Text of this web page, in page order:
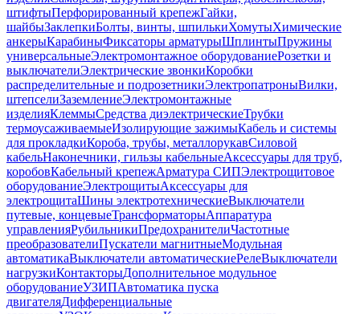
штифтыПерфорированный крепежГайки,
шайбыЗаклепкиБолты, винты, шпилькиХомутыХимические
анкерыКарабиныФиксаторы арматурыШплинтыПружины
универсальныеЭлектромонтажное оборудованиеРозетки и
выключателиЭлектрические звонкиКоробки
распределительные и подрозетникиЭлектропатроныВилки,
штепселиЗаземлениеЭлектромонтажные
изделияКлеммыСредства диэлектрическиеТрубки
термоусаживаемыеИзолирующие зажимыКабель и системы
для прокладкиКороба, трубы, металлорукавСиловой
кабельНаконечники, гильзы кабельныеАксессуары для труб,
коробовКабельный крепежАрматура СИПЭлектрощитовое
оборудованиеЭлектрощитыАксессуары для
электрощитаШины электротехническиеВыключатели
путевые, концевыеТрансформаторыАппаратура
управленияРубильникиПредохранителиЧастотные
преобразователиПускатели магнитныеМодульная
автоматикаВыключатели автоматическиеРелеВыключатели
нагрузкиКонтакторыДополнительное модульное
оборудованиеУЗИПАвтоматика пуска
двигателяДифференциальные